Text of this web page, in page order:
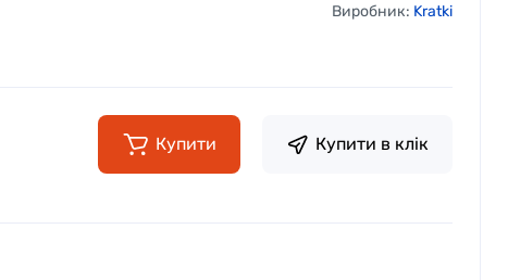
Виробник: Kratki
Купити Купити в клік